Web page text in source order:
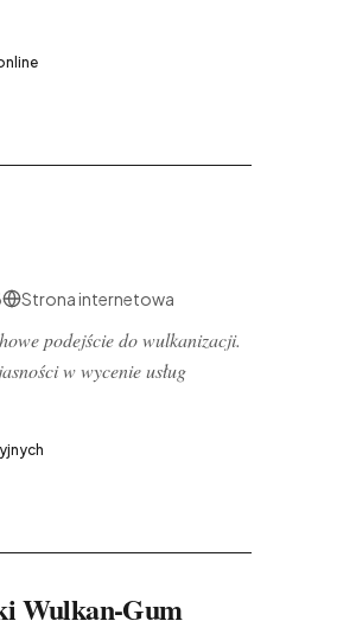
Strona internetowa
podejście do wulkanizacji.
w wycenie usług
Wulkan-Gum